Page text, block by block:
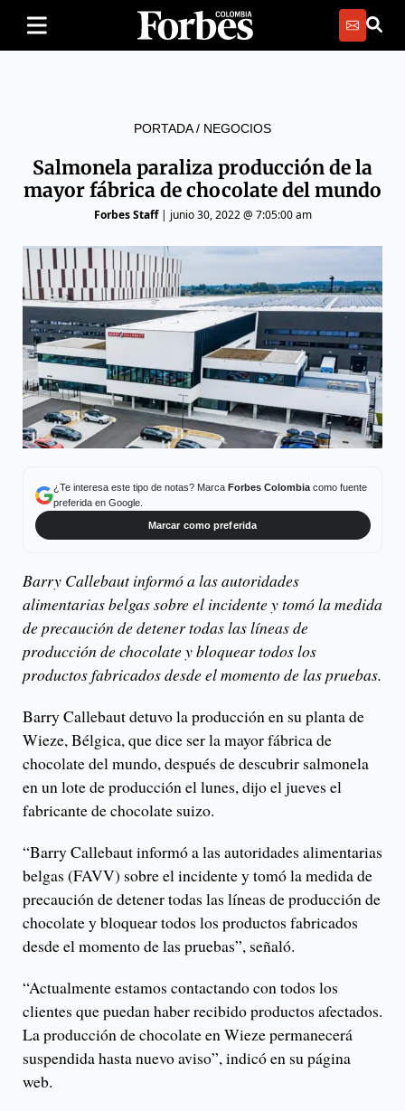
PORTADA/ NEGOCIOS
Salmonela paraliza producción de la
mayor fábrica de chocolate del mundo
Forbes Staff| junio 30, 2022 @ 7:05:00 am
¿Te interesa este tipo de notas? Marca Forbes Colombiacomo fuente
preferida en Google.
Marcar como preferida
Barry Callebaut informó a las autoridades
alimentarias belgas sobre el incidente y tomó la medida
de precaución de detener todas las líneas de
producción de chocolate y bloquear todos los
productos fabricados desde el momento de las pruebas.
Barry Callebaut detuvo la producción en su planta de
Wieze, Bélgica, que dice ser la mayor fábrica de
chocolate del mundo, después de descubrir salmonela
en un lote de producción el lunes, dijo el jueves el
fabricante de chocolate suizo.
“Barry Callebaut informó a las autoridades alimentarias
belgas (FAVV) sobre el incidente y tomó la medida de
precaución de detener todas las líneas de producción de
chocolate y bloquear todos los productos fabricados
desde el momento de las pruebas”, señaló.
“Actualmente estamos contactando con todos los
clientes que puedan haber recibido productos afectados.
La producción de chocolate en Wieze permanecerá
suspendida hasta nuevo aviso”, indicó en su página
web.